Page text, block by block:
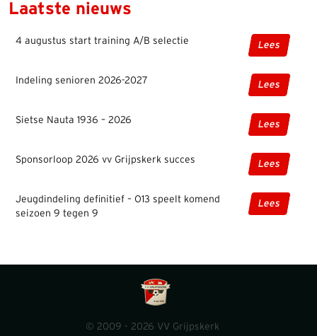
Laatste nieuws
4 augustus start training A/B selectie Lees
Indeling senioren 2026-2027 Lees
Sietse Nauta 1936 – 2026 Lees
Sponsorloop 2026 vv Grijpskerk succes Lees
Jeugdindeling definitief – O13 speelt komend
seizoen 9 tegen 9
Lees
© 2009 - 2026 VV Grijpskerk